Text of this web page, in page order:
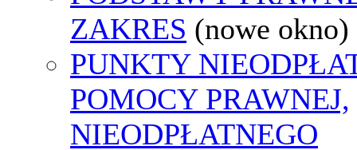
ZAKRES (nowe okno)
PUNKTY
POMOCY PRAWNEJ,
NIEODPŁATNEGO